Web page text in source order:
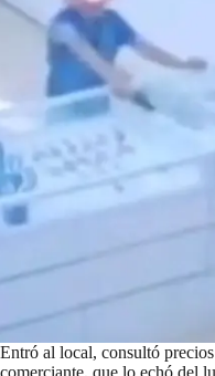
Entró al local, consultó
comerciante, que lo echó del